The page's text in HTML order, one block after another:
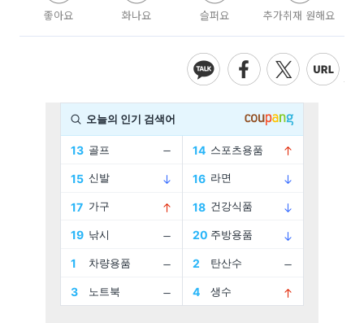
좋아요 화나요 슬퍼요 추가취재 원해요